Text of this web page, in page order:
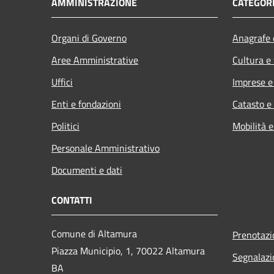
Organi di Governo
Aree Amministrative
Uffici
Enti e fondazioni
Politici
Personale Amministrativo
Documenti e dati
Cultura
Imprese
Catasto
Mobilità
CONTATTI
Comune di Altamura
Piazza Municipio, 1, 70022 Altamura
BA